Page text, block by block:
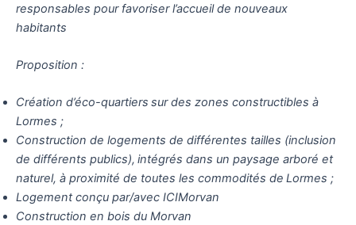
responsables pour favoriser l’accueil de nouveaux
habitants
Proposition :
Création d’éco-quartiers sur des zones constructibles à
Lormes ;
Construction de logements de différentes tailles (inclusion
de différents publics), intégrés dans un paysage arboré et
naturel, à proximité de toutes les commodités de Lormes​ ;
Logement conçu par/avec ICIMorvan
Construction en bois du Morvan